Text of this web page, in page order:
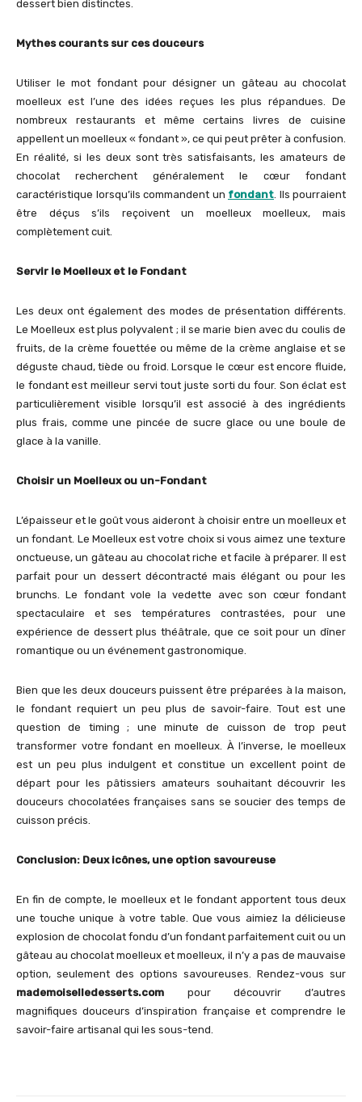
dessert bien distinctes.
Mythes courants sur ces douceurs
Utiliser le mot fondant pour désigner un gâteau au chocolat
moelleux est l’une des idées reçues les plus répandues. De
nombreux restaurants et même certains livres de cuisine
appellent un moelleux « fondant », ce qui peut prêter à confusion.
En réalité, si les deux sont très satisfaisants, les amateurs de
chocolat recherchent généralement le cœur fondant
caractéristique lorsqu’ils commandent un fondant. Ils pourraient
être déçus s’ils reçoivent un moelleux moelleux, mais
complètement cuit.
Servir le Moelleux et le Fondant
Les deux ont également des modes de présentation différents.
Le Moelleux est plus polyvalent ; il se marie bien avec du coulis de
fruits, de la crème fouettée ou même de la crème anglaise et se
déguste chaud, tiède ou froid. Lorsque le cœur est encore fluide,
le fondant est meilleur servi tout juste sorti du four. Son éclat est
particulièrement visible lorsqu’il est associé à des ingrédients
plus frais, comme une pincée de sucre glace ou une boule de
glace à la vanille.
Choisir un Moelleux ou un-Fondant
L’épaisseur et le goût vous aideront à choisir entre un moelleux et
un fondant. Le Moelleux est votre choix si vous aimez une texture
onctueuse, un gâteau au chocolat riche et facile à préparer. Il est
parfait pour un dessert décontracté mais élégant ou pour les
brunchs. Le fondant vole la vedette avec son cœur fondant
spectaculaire et ses températures contrastées, pour une
expérience de dessert plus théâtrale, que ce soit pour un dîner
romantique ou un événement gastronomique.
Bien que les deux douceurs puissent être préparées à la maison,
le fondant requiert un peu plus de savoir-faire. Tout est une
question de timing ; une minute de cuisson de trop peut
transformer votre fondant en moelleux. À l’inverse, le moelleux
est un peu plus indulgent et constitue un excellent point de
départ pour les pâtissiers amateurs souhaitant découvrir les
douceurs chocolatées françaises sans se soucier des temps de
cuisson précis.
Conclusion: Deux icônes, une option savoureuse
En fin de compte, le moelleux et le fondant apportent tous deux
une touche unique à votre table. Que vous aimiez la délicieuse
explosion de chocolat fondu d’un fondant parfaitement cuit ou un
gâteau au chocolat moelleux et moelleux, il n’y a pas de mauvaise
option, seulement des options savoureuses. Rendez-vous sur
mademoiselledesserts.com pour découvrir d’autres
magnifiques douceurs d’inspiration française et comprendre le
savoir-faire artisanal qui les sous-tend.